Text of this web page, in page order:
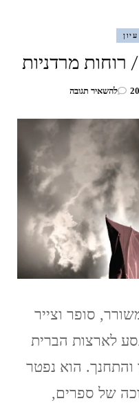
עיון
רוחות מרדניות
להשאיר תגובהבנושא
חליל
ג'ובראן
מרדניות
סופר וצייר
לבנון, 1883. ב-1895 נסע לארצות הברית
הוא נפטר
ארוכה של ספרים,